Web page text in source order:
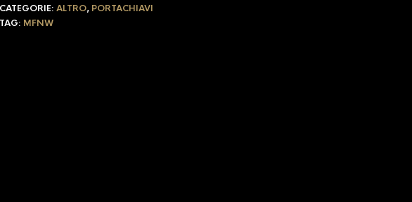
CATEGORIE: ALTRO, PORTACHIAVI
TAG: MFNW